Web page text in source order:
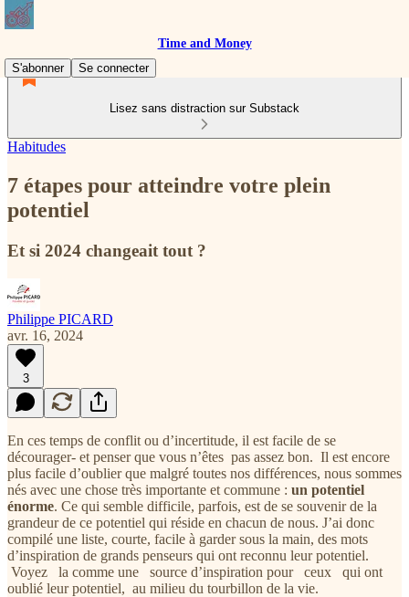
Time and Money
S'abonner
Se connecter
Lisez sans distraction sur Substack
Habitudes
7 étapes pour atteindre votre plein
potentiel
Et si 2024 changeait tout ?
Philippe PICARD
avr. 16, 2024
3
En ces temps de conflit ou d’incertitude, il est facile de se
décourager- et penser que vous n’êtes pas assez bon. Il est encore
plus facile d’oublier que malgré toutes nos différences, nous sommes
nés avec une chose très importante et commune : un potentiel
énorme. Ce qui semble difficile, parfois, est de se souvenir de la
grandeur de ce potentiel qui réside en chacun de nous. J’ai donc
compilé une liste, courte, facile à garder sous la main, des mots
d’inspiration de grands penseurs qui ont reconnu leur potentiel.
Voyez la comme une source d’inspiration pour ceux qui ont
oublié leur potentiel, au milieu du tourbillon de la vie.